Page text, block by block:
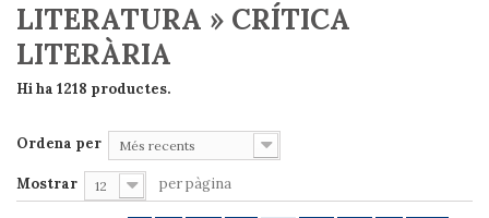
LITERATURA » CRÍTICA
LITERÀRIA
Hi ha 1218 productes.
Ordena per Més recents
Mostrar 12 per pàgina